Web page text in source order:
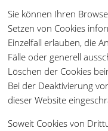
Sie können Ihren
Setzen von Cookies
Einzelfall erlauben, die
Fälle oder generell
Löschen der Cookies
Bei der Deaktivierung
dieser Website
Soweit Cookies von